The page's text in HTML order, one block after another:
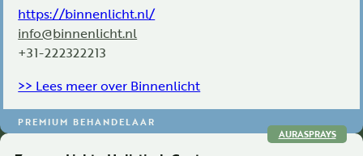
https://binnenlicht.nl/
info@binnenlicht.nl
+31-222322213
PREMIUM BEHANDELAAR
>> Lees meer over Binnenlicht
AURASPRAYS